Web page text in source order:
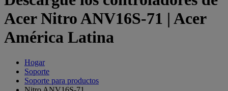
Acer Nitro ANV16S-71 | Acer
América Latina
Hogar
Soporte
Soporte para productos